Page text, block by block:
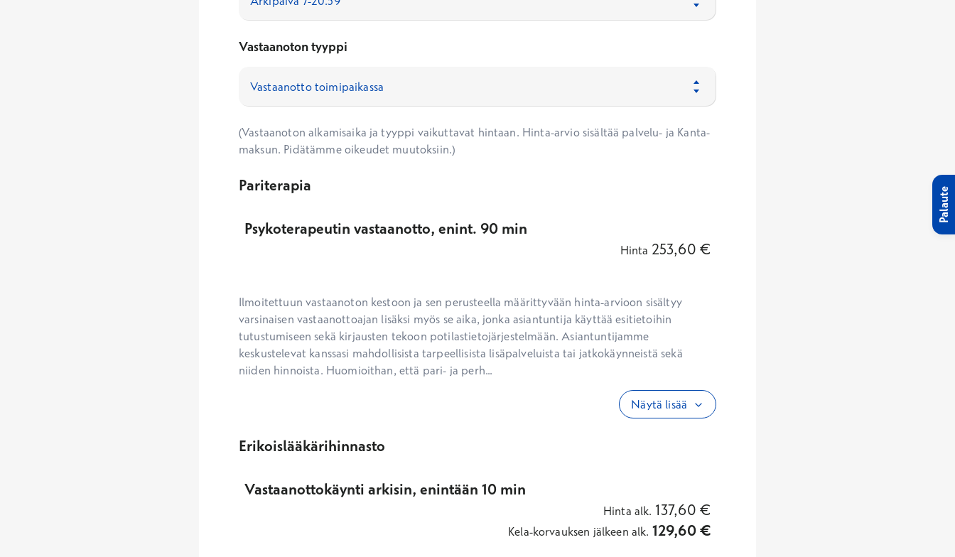
Vastaanoton tyyppi
(Vastaanoton alkamisaika ja tyyppi vaikuttavat hintaan. Hinta-arvio sisältää palvelu- ja Kanta-
maksun. Pidätämme oikeudet muutoksiin.)
Pariterapia
Psykoterapeutin vastaanotto, enint. 90 min
Hinta 253,60 €
Ilmoitettuun vastaanoton kestoon ja sen perusteella määrittyvään hinta-arvioon sisältyy
varsinaisen vastaanottoajan lisäksi myös se aika, jonka asiantuntija käyttää esitietoihin
tutustumiseen sekä kirjausten tekoon potilastietojärjestelmään. Asiantuntijamme
keskustelevat kanssasi mahdollisista tarpeellisista lisäpalveluista tai jatkokäynneistä sekä
niiden hinnoista. Huomioithan, että pari- ja perh...
Näytä lisää
Erikoislääkärihinnasto
Vastaanottokäynti arkisin, enintään 10 min
Hinta alk. 137,60 €
Kela-korvauksen jälkeen alk. 129,60€
Palaute